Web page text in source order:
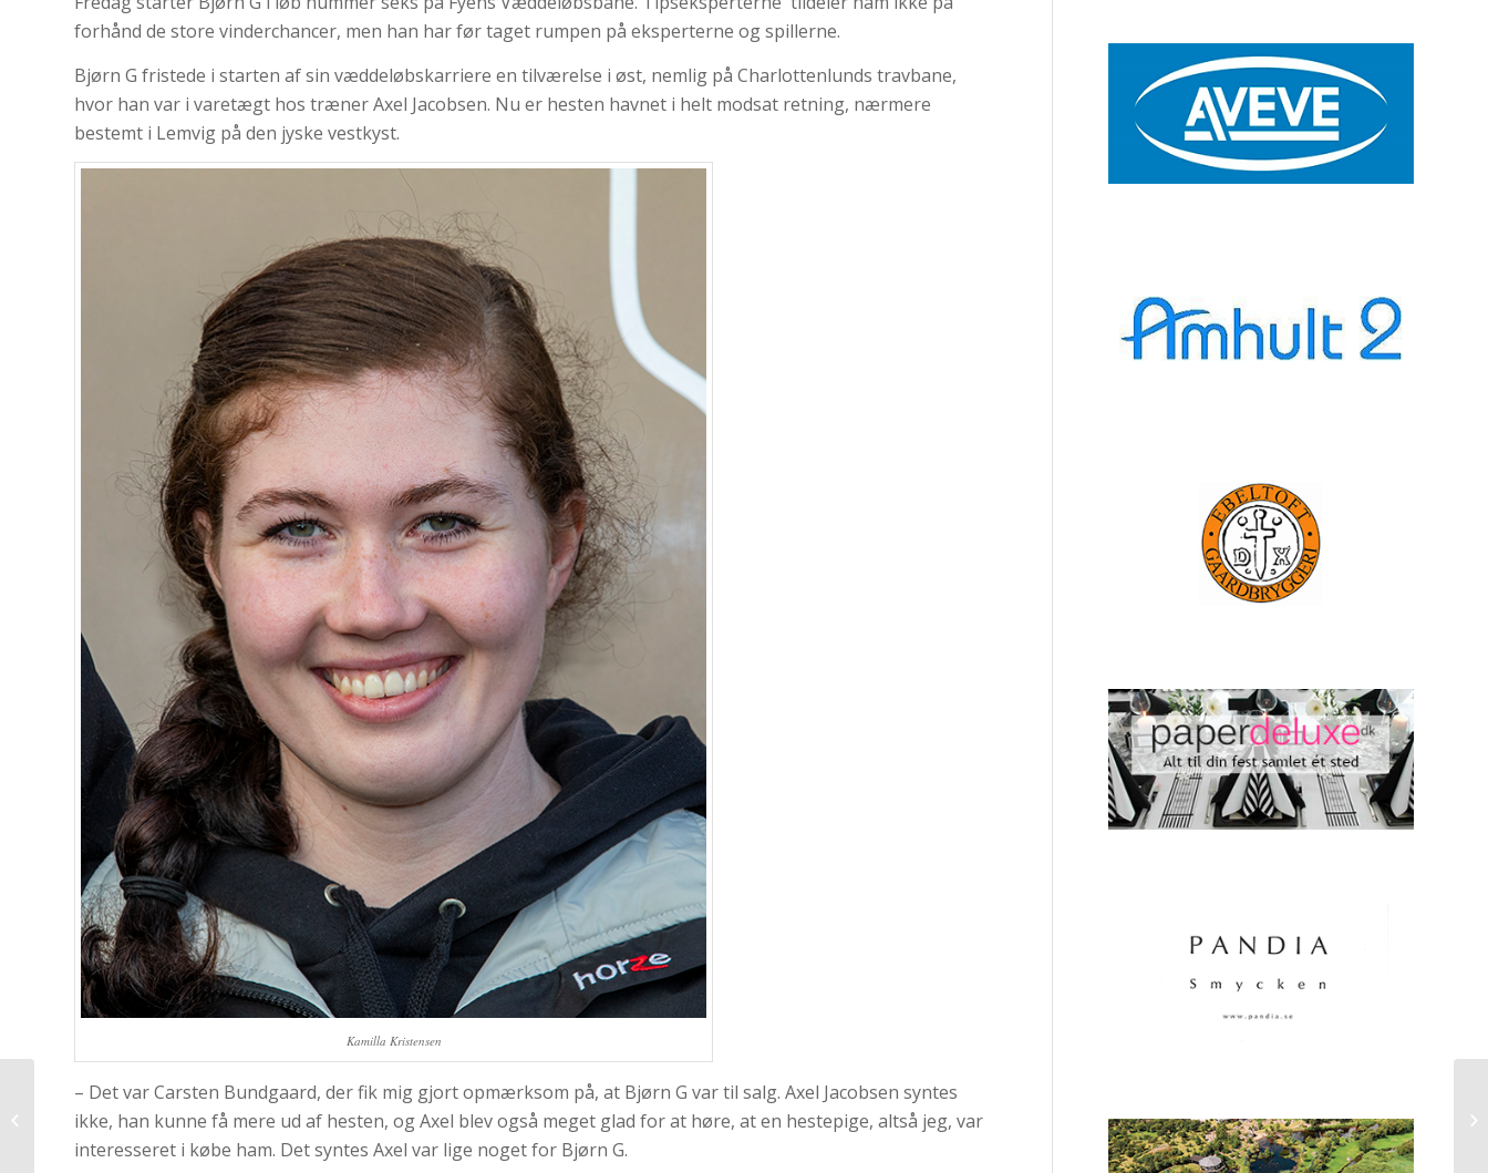
forhånd de store vinderchancer, men han har før taget rumpen på eksperterne og spillerne.
Bjørn G fristede i starten af sin væddeløbskarriere en tilværelse i øst, nemlig på Charlottenlunds travbane,
hvor han var i varetægt hos træner Axel Jacobsen. Nu er hesten havnet i helt modsat retning, nærmere
bestemt i Lemvig på den jyske vestkyst.
Kamilla Kristensen
– Det var Carsten Bundgaard, der fik mig gjort opmærksom på, at Bjørn G var til salg. Axel Jacobsen syntes
ikke, han kunne få mere ud af hesten, og Axel blev også meget glad for at høre, at en hestepige, altså jeg, var
interesseret i købe ham. Det syntes Axel var lige noget for Bjørn G.
Om leg og alvor og
evnen til kunne koble